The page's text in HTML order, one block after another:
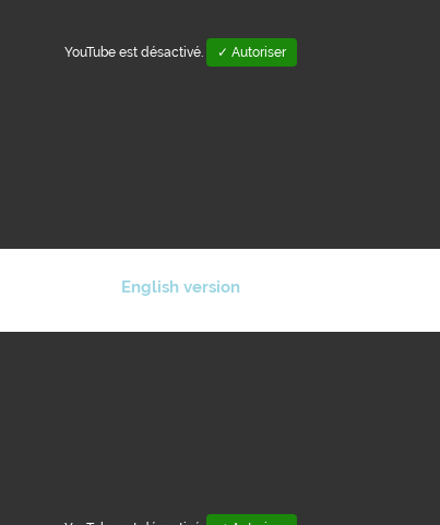
YouTube est désactivé. ✓ Autoriser
English version